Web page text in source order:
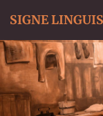
SIGNE